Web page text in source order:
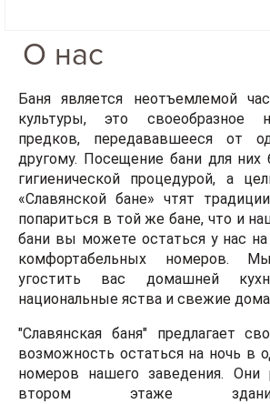
О нас
Баня является неотъемлемой
культуры, это своеобразное
предков, передававшееся от
другому. Посещение бани для них
гигиенической процедурой, а
«Славянской бане» чтят
попариться в той же бане, что и
бани вы можете остаться у нас на
комфортабельных номеров. Мы
угостить вас домашней
национальные яства и свежие
"Славянская баня" предлагает
возможность остаться на ночь в
номеров нашего заведения. Они
втором этаже